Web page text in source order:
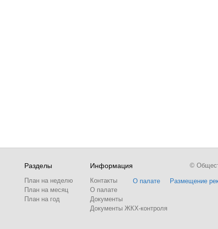
Разделы
План на неделю
План на месяц
План на год
Информация
Контакты
О палате
Документы
Документы ЖКХ-контроля
О палате Размещение
©